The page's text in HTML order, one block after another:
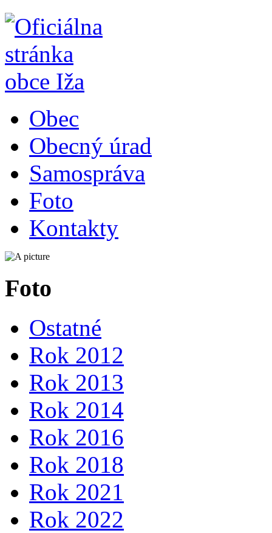
Obec
Obecný úrad
Samospráva
Foto
Kontakty
Foto
Ostatné
Rok 2012
Rok 2013
Rok 2014
Rok 2016
Rok 2018
Rok 2021
Rok 2022